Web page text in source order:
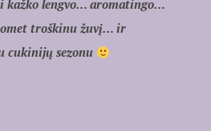
lengvo… aromatingo…
troškinu žuvį… ir
cukinijų sezonu